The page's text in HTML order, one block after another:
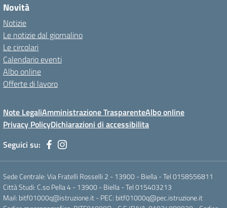
Novità
Notizie
Le notizie dal giornalino
Le circolari
Calendario eventi
Albo online
Offerte di lavoro
Note LegaliAmministrazione TrasparenteAlbo online
Privacy PolicyDichiarazioni di accessibilita
Seguici su:
Sede Centrale: Via Fratelli Rosselli 2 - 13900 - Biella - Tel 0158556811
Città Studi: C.so Pella 4 - 13900 - Biella - Tel 015403213
Mail: bitf01000q@istruzione.it- PEC: bitf01000q@pec.istruzione.it